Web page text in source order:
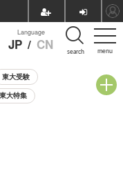
menu
Language
JP / CN search
東大受験
大特集